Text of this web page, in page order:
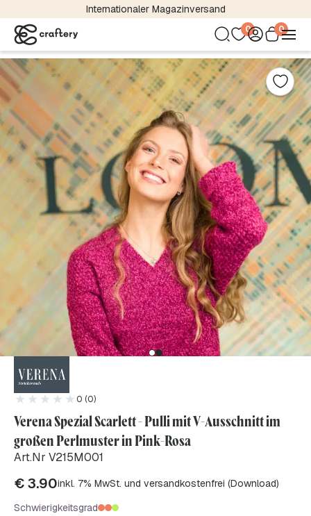
Internationaler Magazinversand
0 0
0 (0)
Verena Spezial Scarlett - Pulli mit V-Ausschnitt im
großen Perlmuster in Pink-Rosa
Art.Nr V215M001
€3.90inkl. 7% MwSt. und versandkostenfrei (Download)
Schwierigkeitsgrad